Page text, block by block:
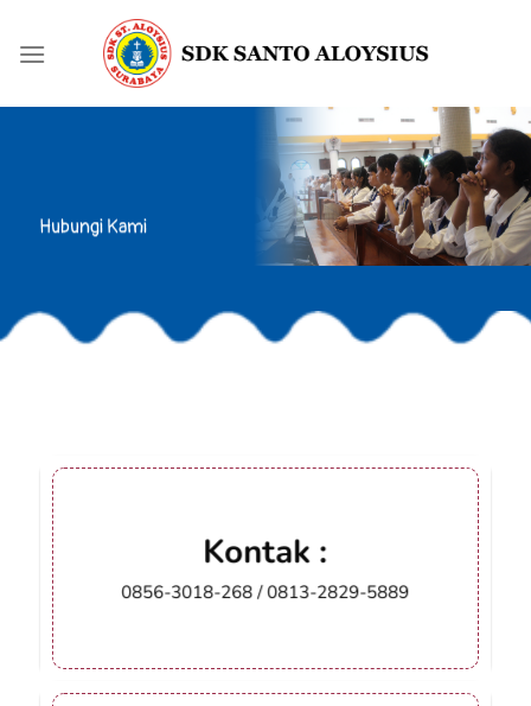
Hubungi Kami
Kontak :
0856-3018-268 /0813-2829-5889